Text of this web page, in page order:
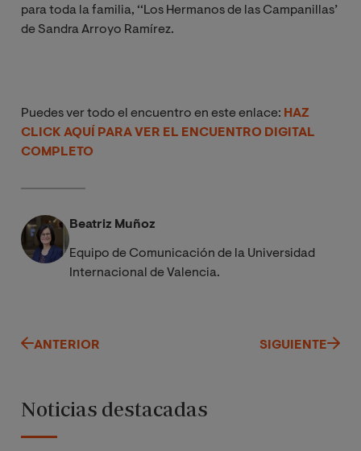
para toda la familia, ‘‘Los Hermanos de las Campanillas’
de Sandra Arroyo Ramírez.
Puedes ver todo el encuentro en este enlace: HAZ
CLICK AQUÍ PARA VER EL ENCUENTRO DIGITAL
COMPLETO
Beatriz Muñoz
Equipo de Comunicación de la Universidad
Internacional de Valencia.
ANTERIOR SIGUIENTE
Noticias destacadas